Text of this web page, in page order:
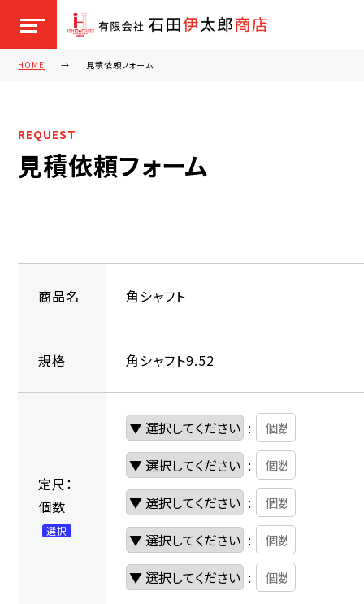
HOME 見積依頼フォーム
REQUEST
見積依頼フォーム
商品名 角シャフト
規格 角シャフト9.52
定尺：
個数
選択
:
:
:
:
: